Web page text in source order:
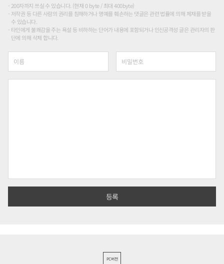
200자까지 쓰실 수 있습니다. (현재 0 byte / 최대 400byte)
저작권 등 다른 사람의 권리를 침해하거나 명예를 훼손하는 댓글은 관련 법률에 의해 제재를 받을
수 있습니다.
타인에게 불쾌감을 주는 욕설 등 비하하는 단어가 내용에 포함되거나 인신공격성 글은 관리자의 판
단에 의해 삭제 합니다.
PC버전